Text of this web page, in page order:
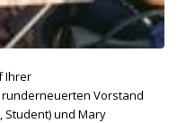
Ihrer
Vorstand
Student) und Mary